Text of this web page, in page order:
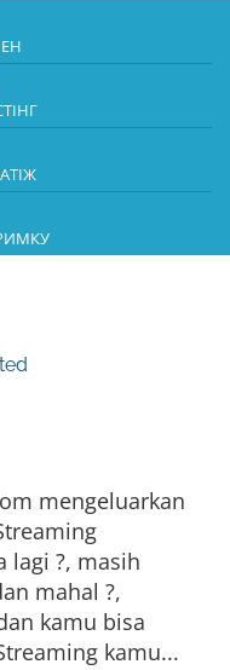
mengeluarkan
lagi ?, masih
mahal ?,
kamu bisa
kamu...